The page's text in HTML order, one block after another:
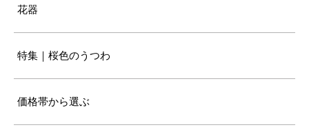
花器
特集｜桜色のうつわ
価格帯から選ぶ